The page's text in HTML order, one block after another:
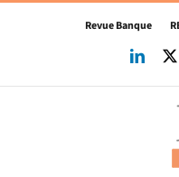
Skip
Revue Banque RB